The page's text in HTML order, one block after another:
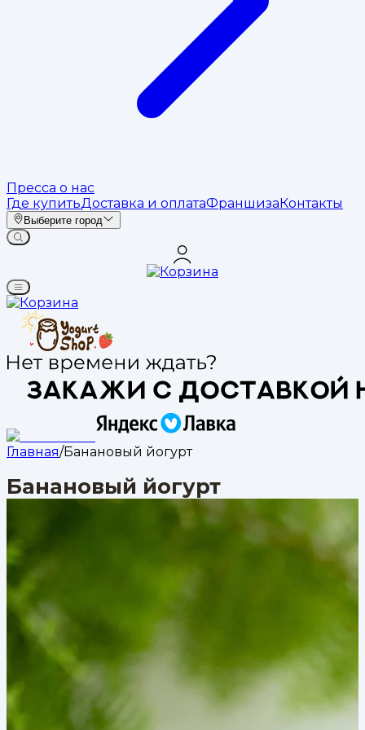
Пресса о нас
Где купитьДоставка и оплатаФраншизаКонтакты
Выберите город
Главная/Банановый йогурт
Банановый йогурт